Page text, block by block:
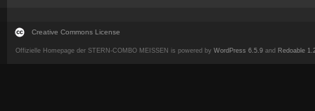
Creative Commons License
Offizielle Homepage der STERN-COMBO MEISSEN is powered by WordPress 6.5.9 and Redoable